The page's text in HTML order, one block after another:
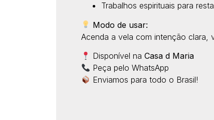
Trabalhos espirituais para
Modo de usar:
Acenda a vela com intenção clara,
Disponível naCasa d Maria
Peça pelo WhatsApp
Enviamos para todo o Brasil!